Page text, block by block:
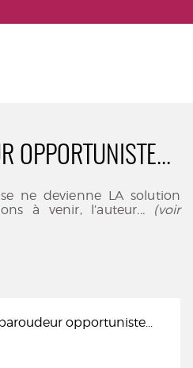
OPPORTUNISTE...
ne devienne LA solution
à venir, l’auteur... (voir
opportuniste...